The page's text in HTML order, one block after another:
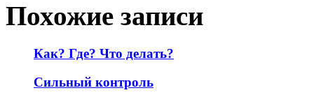
Похожие записи
Как? Где? Что делать?
Сильный контроль